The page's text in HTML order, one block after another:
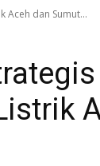
Aceh dan Sumut...